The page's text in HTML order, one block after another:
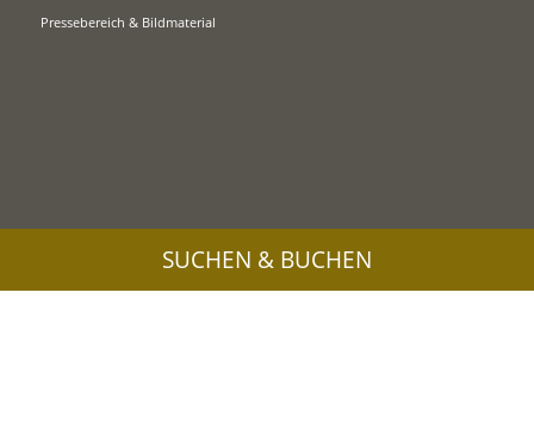
Pressebereich & Bildmaterial
SUCHEN & BUCHEN